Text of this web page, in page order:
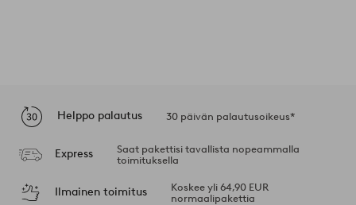
Helppo palautus 30 päivän palautusoikeus*
Express
Saat pakettisi tavallista nopeammalla
toimituksella
Ilmainen toimitus
Koskee yli 64,90 EUR
normaalipakettia